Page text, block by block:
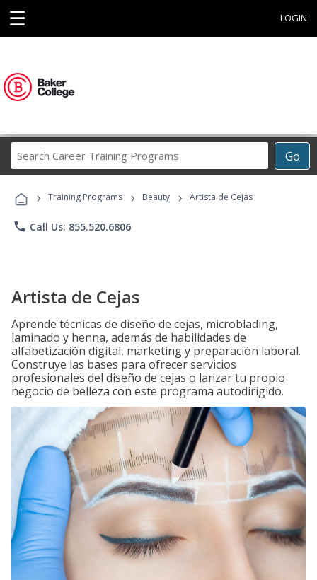
☰ LOGIN
Go
Career
Programs
› Training Programs › Beauty › Artista de Cejas
phone Call Us: 855.520.6806
Artista de Cejas
Aprende técnicas de diseño de cejas, microblading,
laminado y henna, además de habilidades de
alfabetización digital, marketing y preparación laboral.
Construye las bases para ofrecer servicios
profesionales del diseño de cejas o lanzar tu propio
negocio de belleza con este programa autodirigido.